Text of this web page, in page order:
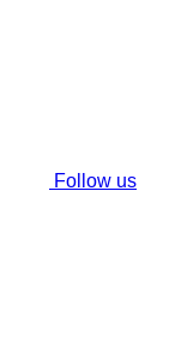
Follow us